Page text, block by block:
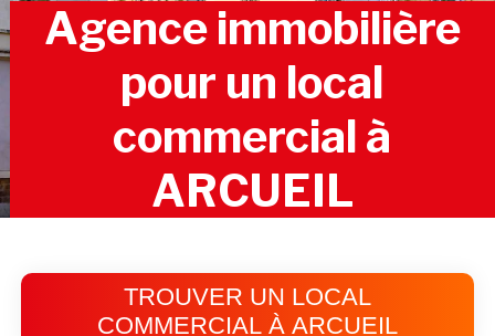
Agence immobilière
pour un local
commercial à
ARCUEIL
TROUVER UN LOCAL
COMMERCIAL À ARCUEIL